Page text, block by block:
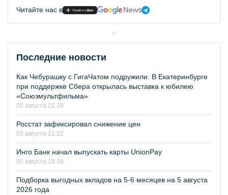
Читайте нас в
Последние новости
Как Чебурашку с ГигаЧатом подружили. В Екатеринбурге
при поддержке Сбера открылась выставка к юбилею
«Союзмультфильма»
05 августа 21:39
Росстат зафиксировал снижение цен
05 августа 21:22
Инго Банк начал выпускать карты UnionPay
05 августа 18:38
Подборка выгодных вкладов на 5-6 месяцев на 5 августа
2026 года